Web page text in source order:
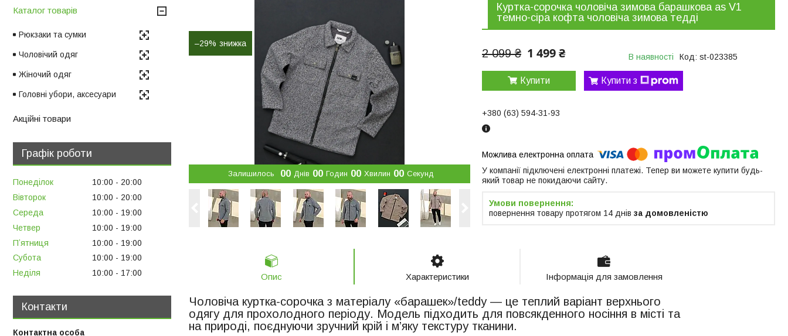
–29%
Залишилось 00 Днів 00 Годин 00 Хвилин 00 Секунд
Куртка-сорочка чоловіча зимова барашкова as V1
темно-сіра кофта чоловіча зимова тедді
2 099 ₴ 1 499 ₴ В наявності Код: st-023385
Купити Купити з
+380 (63) 594-31-93
У компанії підключені електронні платежі. Тепер ви можете купити будь-
який товар не покидаючи сайту.
повернення товару протягом 14 днів за домовленістю
Опис Характеристики Інформація для замовлення
Чоловіча куртка-сорочка з матеріалу «барашек»/teddy — це теплий варіант верхнього
одягу для прохолодного періоду. Модель підходить для повсякденного носіння в місті та
на природі, поєднуючи зручний крій і м’яку текстуру тканини.
Каталог товарів
Рюкзаки та сумки
Чоловічий одяг
Жіночий одяг
Головні убори, аксесуари
Акційні товари
Графік роботи
Понеділок 10:00
20:00
Вівторок
10:00
20:00
Середа
10:00
19:00
Четвер
10:00
19:00
Пʼятниця
10:00
19:00
Субота
10:00
19:00
Неділя
10:00 17:00
Контакти